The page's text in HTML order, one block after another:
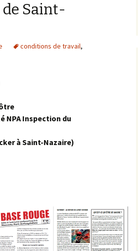
Saint-
conditions de travail,
NPA Inspection du
à Saint-Nazaire)